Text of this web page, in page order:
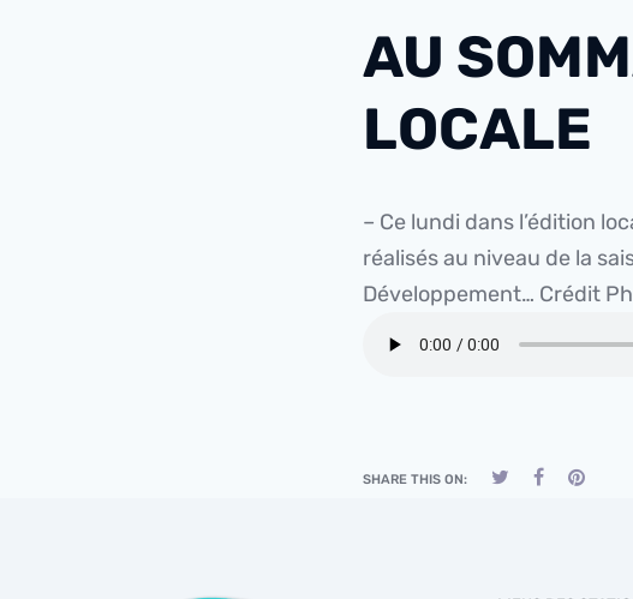
AU
LOCALE
– Ce lundi dans l’édition
réalisés au niveau de la
Développement… Crédit
SHARE THIS ON: